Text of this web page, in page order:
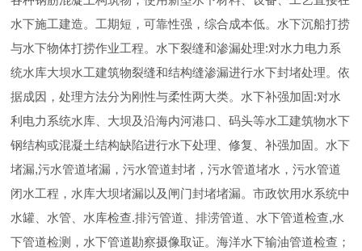
水下施工建造。工期短，可靠性强，综合成本低。水下沉船打捞
与水下物体打捞作业工程。水下裂缝和渗漏处理:对水力电力系
统水库大坝水工建筑物裂缝和结构缝渗漏进行水下封堵处理。依
据成因，处理方法分为刚性与柔性两大类。水下补强加固:对水
利电力系统水库、大坝及沿海内河港口、码头等水工建筑物水下
钢结构或混凝土结构缺陷进行水下处理、修复、补强加固。水下
堵漏,污水管道堵漏，污水管道封堵，污水管道堵水，污水管道
闭水工程，水库大坝堵漏以及闸门封堵堵漏。市政饮用水系统中
水罐、水管、水库检查.排污管道、排涝管道、水下管道检查,水
下管道检测，水下管道勘察摄像取证。海洋水下输油管道检查；